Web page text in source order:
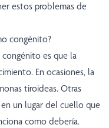
estos problemas de
congénito?
es que la
En ocasiones, la
tiroideas. Otras
un lugar del cuello que
como debería.